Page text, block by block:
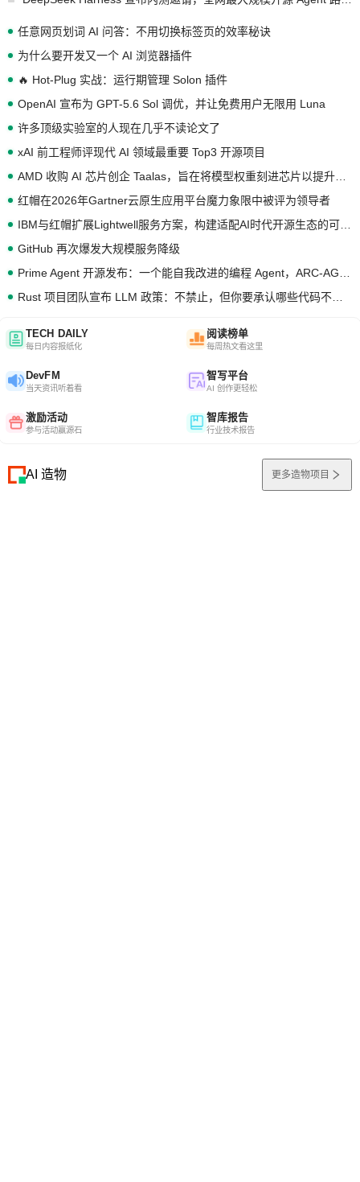
任意网页划词 AI 问答：不用切换标签页的效率秘诀
为什么要开发又一个 AI 浏览器插件
🔥 Hot-Plug 实战：运行期管理 Solon 插件
OpenAI 宣布为 GPT-5.6 Sol 调优，并让免费用户无限用 Luna
许多顶级实验室的人现在几乎不读论文了
xAI 前工程师评现代 AI 领域最重要 Top3 开源项目
红帽在2026年Gartner云原生应用平台魔力象限中被评为领导者
GitHub 再次爆发大规模服务降级
TECH DAILY
每日内容报纸化
阅读榜单
每周热文看这里
DevFM
当天资讯听着看
智写平台
AI 创作更轻松
激励活动
参与活动赢源石
智库报告
行业技术报告
AI 造物 更多造物项目